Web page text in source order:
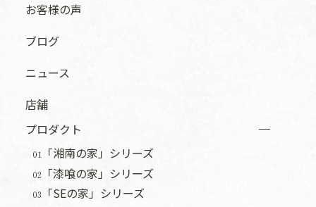
お客様の声
ブログ
ニュース
店舗
プロダクト
01 「湘南の家」シリーズ
02 「漆喰の家」シリーズ
03
「SEの家」シリーズ